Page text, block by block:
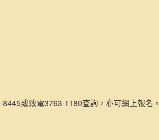
或致電3763-1180查詢，亦可網上報名。